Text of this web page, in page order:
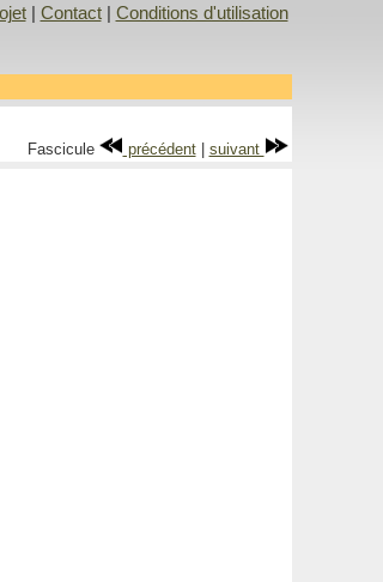
| Contact| Conditions d'utilisation
Fascicule précédent| suivant